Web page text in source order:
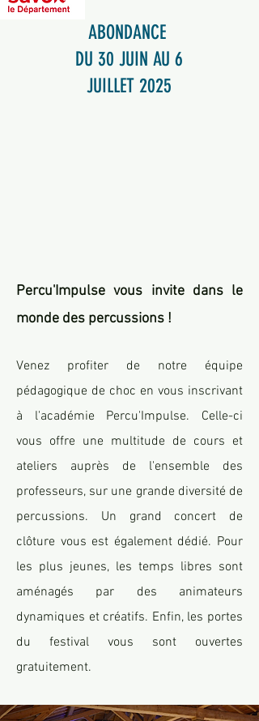
ABONDANCE
DU 30 JUIN AU 6
JUILLET 2025
Percu'Impulse vous invite dans le
monde des percussions !
Venez profiter de notre équipe
pédagogique de choc en vous inscrivant
à l'académie Percu'Impulse. Celle-ci
vous offre une multitude de cours et
ateliers auprès de l'ensemble des
professeurs, sur une grande diversité de
percussions. Un grand concert de
clôture vous est également dédié. Pour
les plus jeunes, les temps libres sont
aménagés par des animateurs
dynamiques et créatifs. Enfin, les portes
du festival vous sont ouvertes
gratuitement.